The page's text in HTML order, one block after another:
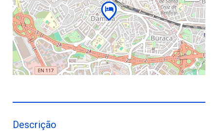
Descrição